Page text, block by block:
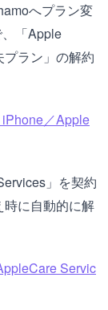
へプラン変
「Apple
ラン」の解約
／Apple
」を契約
時に自動的に解
Servic